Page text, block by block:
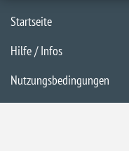
Startseite
Hilfe / Infos
Nutzungsbedingungen